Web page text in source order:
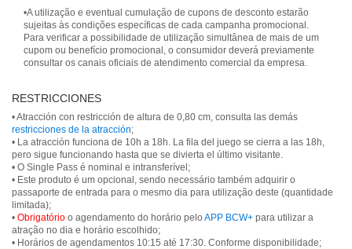
•A utilização e eventual cumulação de cupons de desconto estarão
sujeitas às condições específicas de cada campanha promocional.
Para verificar a possibilidade de utilização simultânea de mais de um
cupom ou benefício promocional, o consumidor deverá previamente
consultar os canais oficiais de atendimento comercial da empresa.
RESTRICCIONES
• Atracción con restricción de altura de 0,80 cm, consulta las demás
restricciones de la atracción;
• La atracción funciona de 10h a 18h. La fila del juego se cierra a las 18h,
pero sigue funcionando hasta que se divierta el último visitante.
• O Single Pass é nominal e intransferível;
• Este produto é um opcional, sendo necessário também adquirir o
passaporte de entrada para o mesmo dia para utilização deste (quantidade
limitada);
• Obrigatório o agendamento do horário pelo APP BCW+ para utilizar a
atração no dia e horário escolhido;
• Horários de agendamentos 10:15 até 17:30. Conforme disponibilidade;